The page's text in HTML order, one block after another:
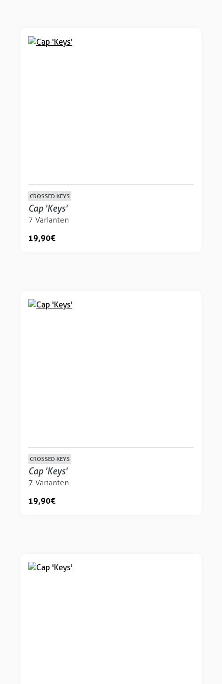
CROSSED KEYS
Cap 'Keys'
7 Varianten
19,90 €
CROSSED KEYS
Cap 'Keys'
7 Varianten
19,90 €